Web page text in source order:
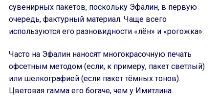
сувенирных пакетов, поскольку Эфалин, в первую
очередь, фактурный материал. Чаще всего
используются его разновидности «лён» и «рогожка».
Часто на Эфалин наносят многокрасочную печать
офсетным методом (если, к примеру, пакет светлый)
или шелкографией (если пакет тёмных тонов).
Цветовая гамма его богаче, чем у Имитлина.